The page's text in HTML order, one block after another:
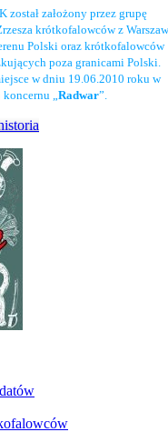
został założony przez grupę
krótkofalowców z
Polski oraz krótkofalowców
poza granicami Polski.
w dniu 19.06.2010 roku w
„Radwar”.